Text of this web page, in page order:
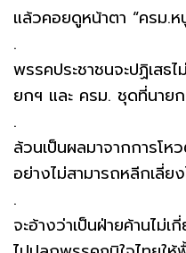
แล้วคอยดูหน้าตา “ครม.ห
.
พรรคประชาชนจะปฏิเส
ยกฯ และ ครม. ชุดที่นาย
.
ล้วนเป็นผลมาจากการโ
อย่างไม่สามารถหลีกเลี่ย
.
จะอ้างว่าเป็นฝ่ายค้านไม่เ